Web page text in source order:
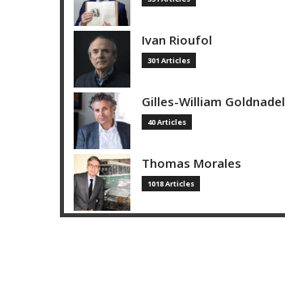
Ivan Rioufol
301 Articles
Gilles-William Goldnadel
40 Articles
Thomas Morales
1018 Articles